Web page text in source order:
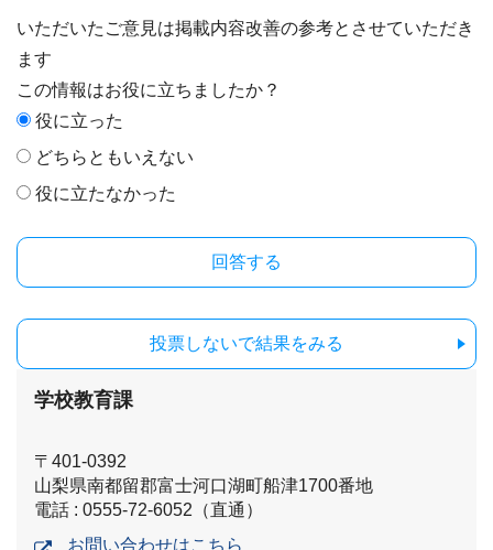
いただいたご意見は掲載内容改善の参考とさせていただき
ます
この情報はお役に立ちましたか？
役に立った
どちらともいえない
役に立たなかった
投票しないで結果をみる
学校教育課
〒401-0392
山梨県南都留郡富士河口湖町船津1700番地
電話 : 0555-72-6052（直通）
お問い合わせはこちら